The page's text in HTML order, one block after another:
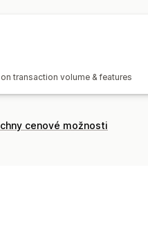
transaction volume & features
cenové možnosti